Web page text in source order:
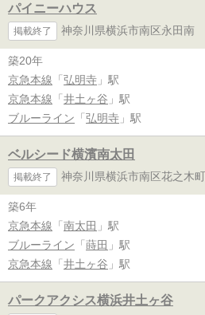
パイニーハウス
掲載終了 神奈川県横浜市南区永田南
築20年
京急本線 「 弘明寺 」駅
京急本線 「 井土ヶ谷 」駅
ブルーライン 「 弘明寺 」駅
ベルシード横濱南太田
掲載終了 神奈川県横浜市南区花之木町
築6年
京急本線 「 南太田 」駅
ブルーライン 「 蒔田 」駅
京急本線 「 井土ヶ谷 」駅
パークアクシス横浜井土ヶ谷